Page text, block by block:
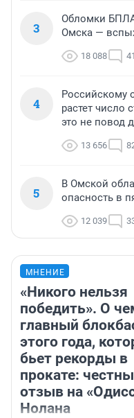
3
Обломки БПЛА
Омска —
18 088 41
4
Российскому
растет число
это не повод
13 656
5
В Омской
опасность в
12 039
МНЕНИЕ
«Никого нельзя
победить». О
главный
этого года,
бьет рекорды в
прокате:
отзыв на
Нолана